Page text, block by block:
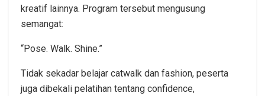
kreatif lainnya. Program tersebut mengusung
semangat:
“Pose. Walk. Shine.”
Tidak sekadar belajar catwalk dan fashion, peserta
juga dibekali pelatihan tentang confidence,